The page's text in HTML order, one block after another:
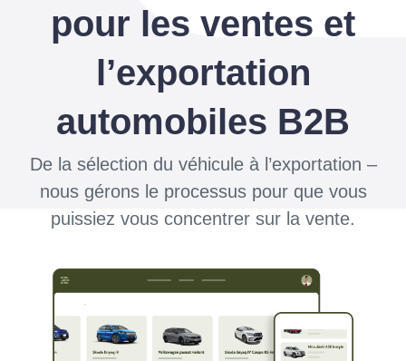
pour les ventes et
l’exportation
automobiles B2B
De la sélection du véhicule à l’exportation –
nous gérons le processus pour que vous
puissiez vous concentrer sur la vente.